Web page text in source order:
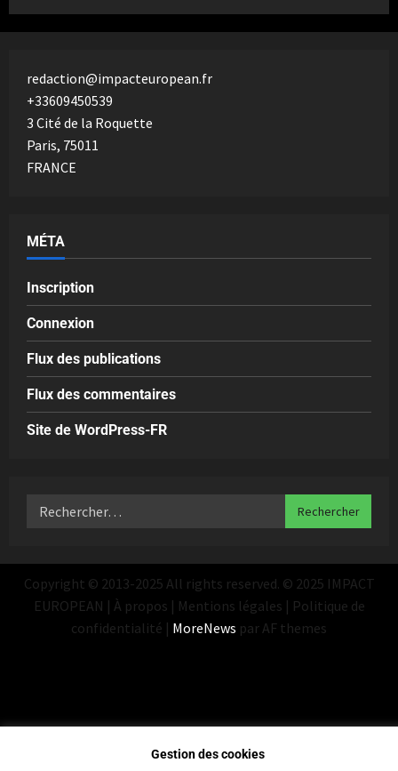
redaction@impacteuropean.fr
+33609450539
3 Cité de la Roquette
Paris, 75011
FRANCE
MÉTA
Inscription
Connexion
Flux des publications
Flux des commentaires
Site de WordPress-FR
Copyright © 2013-2025 All rights reserved. © 2025 IMPACT
EUROPEAN | À propos | Mentions légales | Politique de
confidentialité | MoreNews par AF themes
Gestion des cookies